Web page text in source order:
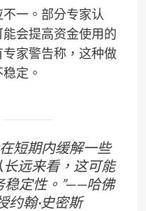
一。部分专家认
会提高资金使用的
家警告称，这种做
定。
短期内缓解一些
远来看，这可能
稳定性。”——哈佛
约翰·史密斯